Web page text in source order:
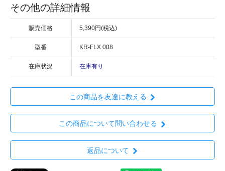
その他の詳細情報
販売価格 5,390円(税込)
型番 KR-FLX 008
在庫状況 在庫有り
この商品を友達に教える
この商品について問い合わせる
返品について